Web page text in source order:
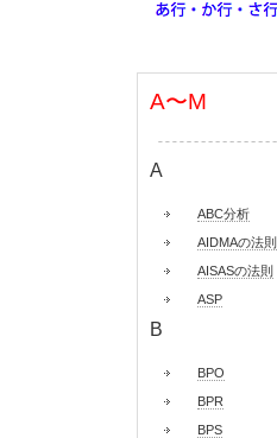
A〜M
A
ABC分析
AIDMAの法則
AISASの法則
ASP
B
BPO
BPR
BPS